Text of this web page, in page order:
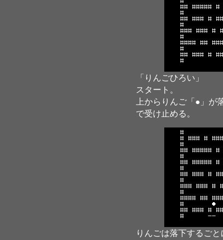
「りんごひろい」
スタート。
上からりんご「●」が
で受け止める。
りんごは落下するご